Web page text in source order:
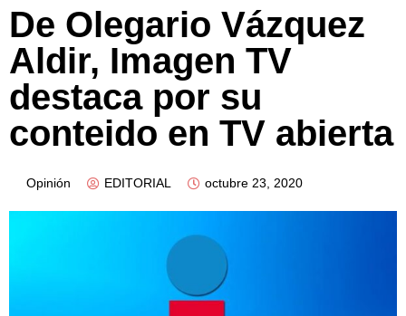
De Olegario Vázquez
Aldir, Imagen TV
destaca por su
conteido en TV abierta
Opinión EDITORIAL octubre 23, 2020